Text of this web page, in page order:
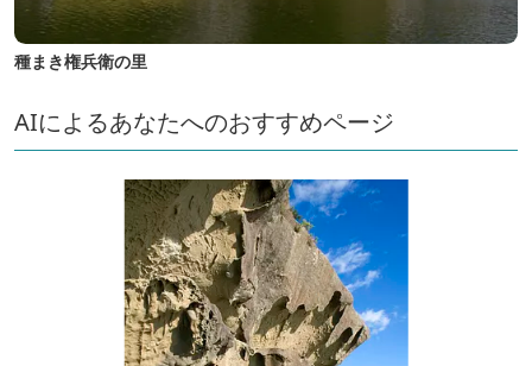
種まき権兵衛の里
AIによるあなたへのおすすめページ